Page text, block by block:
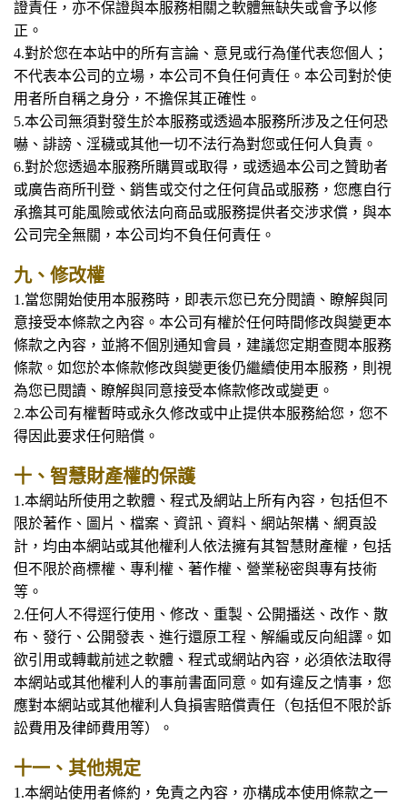
證責任，亦不保證與本服務相關之軟體無缺失或會予以修
正。
4.對於您在本站中的所有言論、意見或行為僅代表您個人；
不代表本公司的立場，本公司不負任何責任。本公司對於使
用者所自稱之身分，不擔保其正確性。
5.本公司無須對發生於本服務或透過本服務所涉及之任何恐
嚇、誹謗、淫穢或其他一切不法行為對您或任何人負責。
6.對於您透過本服務所購買或取得，或透過本公司之贊助者
或廣告商所刊登、銷售或交付之任何貨品或服務，您應自行
承擔其可能風險或依法向商品或服務提供者交涉求償，與本
公司完全無關，本公司均不負任何責任。
九、修改權
1.當您開始使用本服務時，即表示您已充分閱讀、瞭解與同
意接受本條款之內容。本公司有權於任何時間修改與變更本
條款之內容，並將不個別通知會員，建議您定期查閱本服務
條款。如您於本條款修改與變更後仍繼續使用本服務，則視
為您已閱讀、瞭解與同意接受本條款修改或變更。
2.本公司有權暫時或永久修改或中止提供本服務給您，您不
得因此要求任何賠償。
十、智慧財產權的保護
1.本網站所使用之軟體、程式及網站上所有內容，包括但不
限於著作、圖片、檔案、資訊、資料、網站架構、網頁設
計，均由本網站或其他權利人依法擁有其智慧財產權，包括
但不限於商標權、專利權、著作權、營業秘密與專有技術
等。
2.任何人不得逕行使用、修改、重製、公開播送、改作、散
布、發行、公開發表、進行還原工程、解編或反向組譯。如
欲引用或轉載前述之軟體、程式或網站內容，必須依法取得
本網站或其他權利人的事前書面同意。如有違反之情事，您
應對本網站或其他權利人負損害賠償責任（包括但不限於訴
訟費用及律師費用等）。
十一、其他規定
1.本網站使用者條約，免責之內容，亦構成本使用條款之一